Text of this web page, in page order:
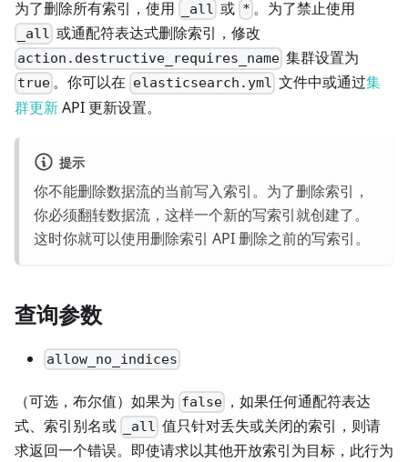
为了删除所有索引，使用 _all 或 * 。为了禁止使用
_all 或通配符表达式删除索引，修改
action.destructive_requires_name 集群设置为
true 。你可以在 elasticsearch.yml 文件中或通过集
群更新API 更新设置。
提示
你不能删除数据流的当前写入索引。为了删除索引，
你必须翻转数据流，这样一个新的写索引就创建了。
这时你就可以使用删除索引 API 删除之前的写索引。
查询参数
allow_no_indices
（可选，布尔值）如果为 false ，如果任何通配符表达
式、索引别名或
_all 值只针对丢失或关闭的索引，则请
求返回一个错误。即使请求以其他开放索引为目标，此行为